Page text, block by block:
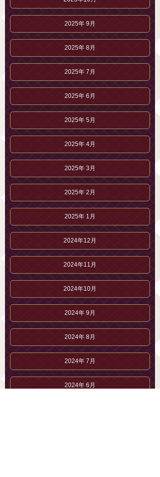
2025年 9月
2025年 8月
2025年 7月
2025年 6月
2025年 5月
2025年 4月
2025年 3月
2025年 2月
2025年 1月
2024年12月
2024年11月
2024年10月
2024年 9月
2024年 8月
2024年 7月
2024年 6月